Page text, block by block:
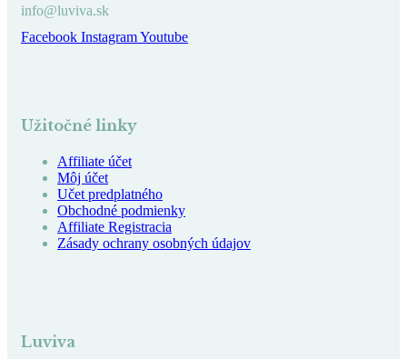
info@luviva.sk
Facebook InstagramYoutube
Užitočné linky
Affiliate účet
Môj účet
Učet predplatného
Obchodné podmienky
Affiliate Registracia
Zásady ochrany osobných údajov
Luviva